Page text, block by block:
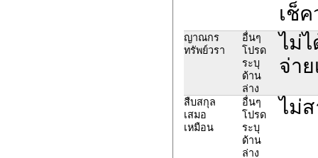
เช็
ญาณกร
ทรัพย์วรา
อื่นๆ
โปรด
ระบุ
ด้าน
ล่าง
ไม่
จ่าย
สืบสกุล
เสมอ
เหมือน
อื่นๆ
โปรด
ระบุ
ด้าน
ล่าง
ไม่